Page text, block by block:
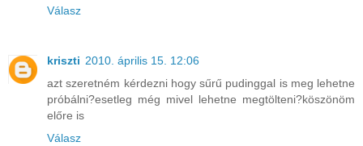
Válasz
kriszti 2010. április 15. 12:06
azt szeretném kérdezni hogy sűrű pudinggal is meg lehetne
próbálni?esetleg még mivel lehetne megtölteni?köszönöm
előre is
Válasz